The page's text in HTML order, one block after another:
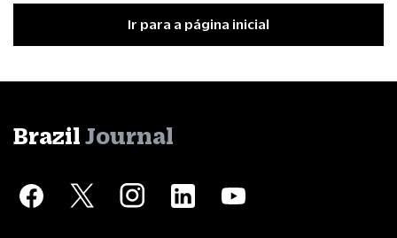
Ir para a página inicial
Brazil Journal